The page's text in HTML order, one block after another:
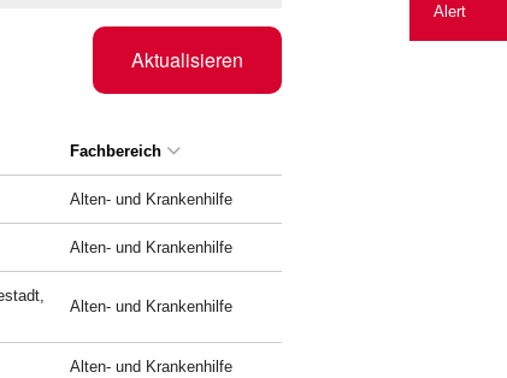
Aktualisieren
Fachbereich
Alten- und Krankenhilfe
Alten- und Krankenhilfe
Alten- und Krankenhilfe
Alten- und Krankenhilfe
Alert